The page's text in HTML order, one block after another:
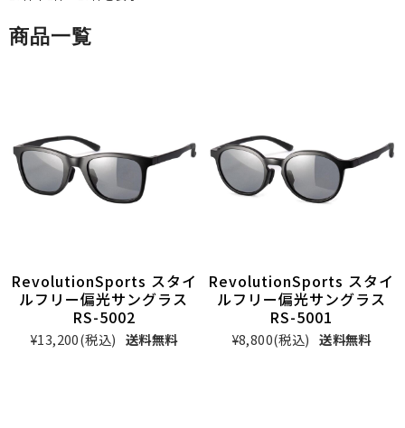
商品一覧
RevolutionSports スタイ
ルフリー偏光サングラス
RS-5002
¥13,200(税込) 送料無料
RevolutionSports スタイ
ルフリー偏光サングラス
RS-5001
¥8,800(税込) 送料無料